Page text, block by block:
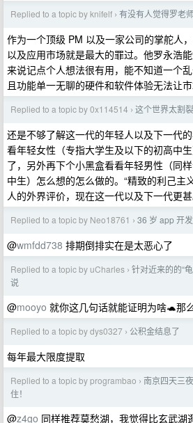
Replied to a topic by knifelf › 有没有人觉得罗老
作为一个顶级 PM 以及一家公司的掌舵人
以及应用市场就是最大的罪过。他罗永浩
来说记点个人想法很有用，能不知道一个
且功能单一无聊的硬件和软件体验无法让
Replied to a topic by 0x114514 › 这个世界太割
还是不够了解这一代的年轻人以及下一代
看年轻女性（专指大学生及以下的初高中
了，另外再下个小黑盒看看年轻男性（同
中生）怎么想的怎么做的。“精致的利己主
人的外界评价，现在这一代以及下一代更甚
Replied to a topic by Neo18761 › 36 岁 app 开
@wmfdd738 排期倒排实在是太恶心了
Replied to a topic by uCharles › 针对近来的的“
说
@mooyo 就你这几句话就能证明为啥🐢那
Replied to a topic by dys0327 › 公积金结息了
每年最大限度提取
Replied to a topic by programbao › 南京四天三
住！
@z4go 同样推荐莫愁湖，我觉得比玄武湖